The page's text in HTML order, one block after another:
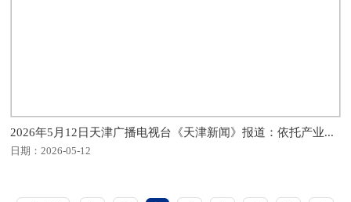
2026年5月12日天津广播电视台《天津新闻》报道：依托产业...
日期：2026-05-12